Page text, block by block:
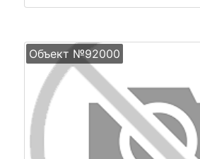
Объект №92000